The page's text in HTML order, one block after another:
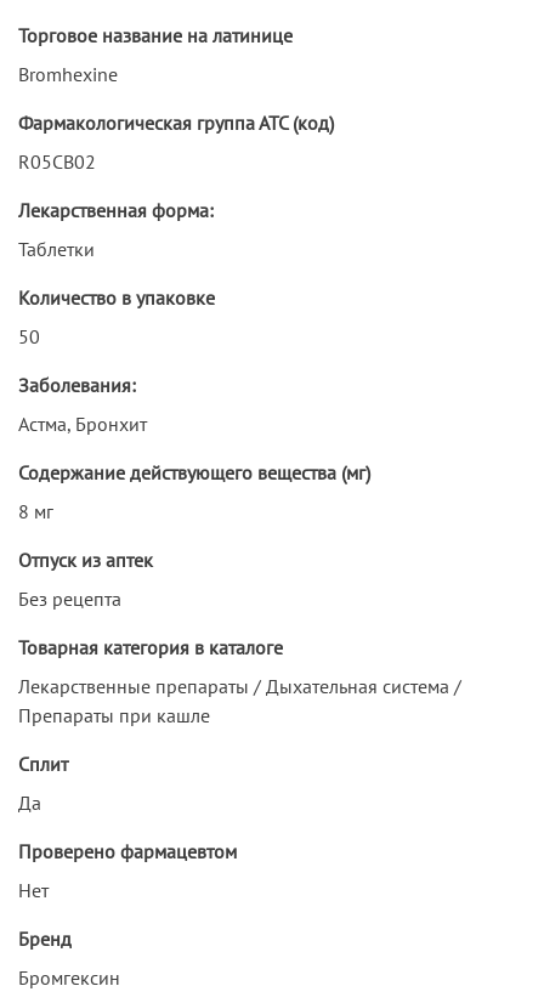
Торговое название на латинице
Bromhexine
Фармакологическая группа АТС (код)
R05CB02
Лекарственная форма:
Таблетки
Количество в упаковке
50
Заболевания:
Астма, Бронхит
Содержание действующего вещества (мг)
8 мг
Отпуск из аптек
Без рецепта
Товарная категория в каталоге
Лекарственные препараты / Дыхательная система /
Препараты при кашле
Сплит
Да
Проверено фармацевтом
Нет
Бренд
Бромгексин